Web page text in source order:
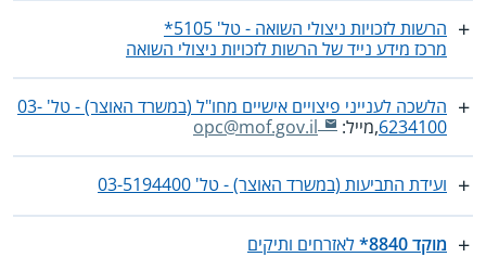
הרשות לזכויות ניצולי השואה - טל' 5105*
מרכז מידע נייד של הרשות לזכויות ניצולי השואה
הלשכה לענייני פיצויים אישיים מחו"ל (במשרד האוצר) - טל' ‎03-
6234100,מייל: opc@mof.gov.il
ועידת התביעות (במשרד האוצר) - טל' ‎03-5194400
מוקד 8840* לאזרחים ותיקים